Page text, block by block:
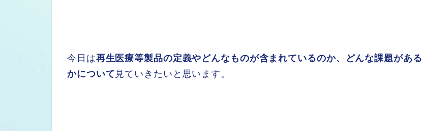
今日は再生医療等製品の定義やどんなものが含まれているのか、どんな課題がある
かについて 見ていきたいと思います。